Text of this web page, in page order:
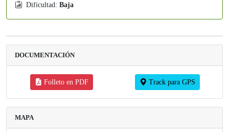
Dificultad: Baja
DOCUMENTACIÓN
Folleto en PDF Track para GPS
MAPA